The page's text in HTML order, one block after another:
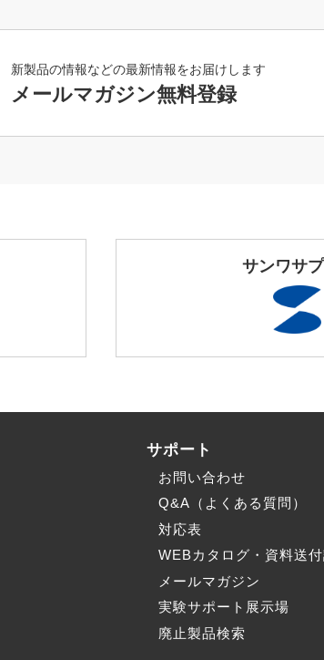
新製品の情報などの最新情報をお届けします
メールマガジン無料登録
サンワサ
サポート
お問い合わせ
Q&A（よくある質問）
対応表
WEBカタログ・資料送
メールマガジン
実験サポート展示場
廃止製品検索